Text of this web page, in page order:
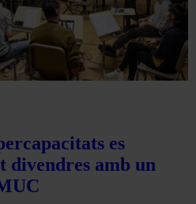
es
divendres amb un